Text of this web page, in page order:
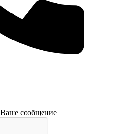
Ваше сообщение